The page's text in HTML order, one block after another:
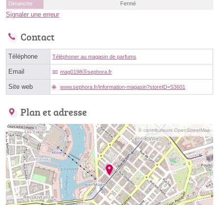
Dimanche
Fermé
Signaler une erreur
Contact
Téléphone Téléphoner au magasin de parfums
Email mag0198ⓐsephora.fr
Site web www.sephora.fr/information-magasin?storeID=S3601
Plan et adresse
© contributeurs OpenStreetMap